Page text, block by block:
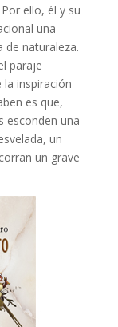
ello, él y su
una
naturaleza.
paraje
inspiración
es que,
esconden una
un
un grave